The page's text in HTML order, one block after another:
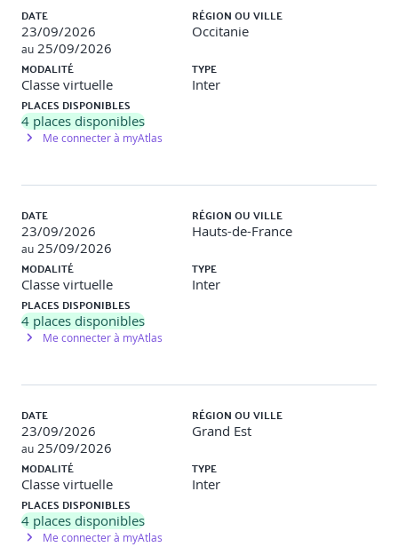
Kanban par rapport aux autres approches.
Historique et positionnement de Kanban.
Agile, Scrum, XP, Lean, CMMi, Waterfall ? Où et
Informatique : où et comment positionner Kanban ?
Produits, projets, processus, TMA : où et comment
positionner Kanban ?
Travaux pratiques
Le flux tiré.
Mise en œuvre d'un système Kanban
Les outils du management visuel.
Outils du Kanban : limite du travail, " Cumulative
Flow Chart ", définition des règles des processus, flux
tiré, etc.
Les différents éléments du Kanban.
Travaux pratiques
Mise en œuvre d'éléments de management visuel avec
Kanban.
DATE
23/09/2026
au 25/09/2026
RÉGION OU VILLE
Occitanie
MODALITÉ
Classe virtuelle
TYPE
Inter
PLACES DISPONIBLES
4 places disponibles
Me connecter à myAtlas
DATE
23/09/2026
au 25/09/2026
RÉGION OU VILLE
Hauts-de-France
MODALITÉ
Classe virtuelle
TYPE
Inter
PLACES DISPONIBLES
4 places disponibles
Me connecter à myAtlas
DATE
23/09/2026
au 25/09/2026
RÉGION OU VILLE
Grand Est
MODALITÉ
Classe virtuelle
TYPE
Inter
PLACES DISPONIBLES
4 places disponibles
Me connecter à myAtlas